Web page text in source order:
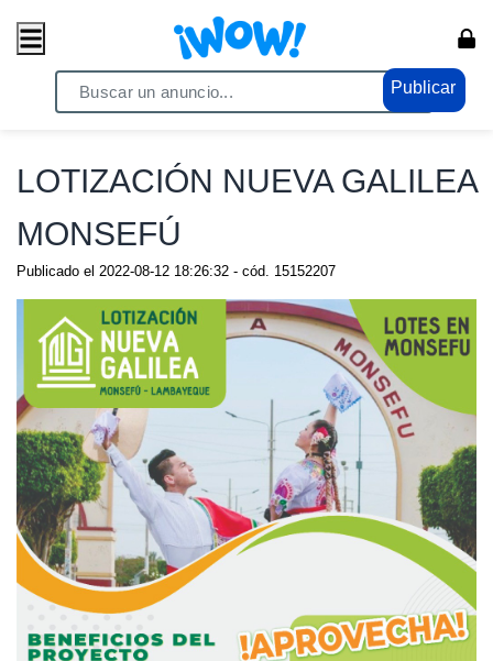
Publicar
/ Propiedades / Terrenos
LOTIZACIÓN NUEVA GALILEA
MONSEFÚ
Publicado el 2022-08-12 18:26:32 - cód. 15152207